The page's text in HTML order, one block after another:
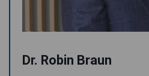
Dr. Robin Braun